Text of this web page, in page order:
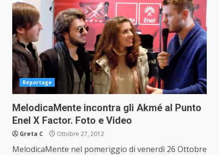
Reportage
MelodicaMente incontra gli Akmé al Punto
Enel X Factor. Foto e Video
Greta C Ottobre 27, 2012
MelodicaMente nel pomeriggio di venerdì 26 Ottobre